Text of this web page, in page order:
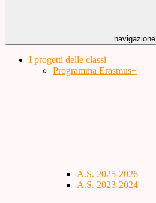
navigazione
I progetti delle classi
Programma Erasmus+
A.S. 2025-2026
A.S. 2023-2024